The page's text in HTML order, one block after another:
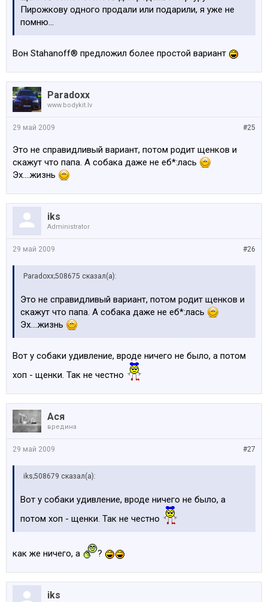
Пирожкову одного продали или подарили, я уже не
помню...
Вон Stahanoff® предложил более простой вариант
Paradoxx
www.bodykit.lv
#25
29 май 2009
Это не справидливый вариант, потом родит щенков и
скажут что папа. А собака даже не еб*:лась
Эх....жизнь
iks
Administrator
#26
29 май 2009
Paradoxx;508675 сказал(а):
Это не справидливый вариант, потом родит щенков и
скажут что папа. А собака даже не еб*:лась
Эх....жизнь
Вот у собаки удивление, вроде ничего не было, а потом
хоп - щенки. Так не честно
Ася
вредина
#27
29 май 2009
iks;508679 сказал(а):
Вот у собаки удивление, вроде ничего не было, а
потом хоп - щенки. Так не честно
как же ничего, а ?
iks